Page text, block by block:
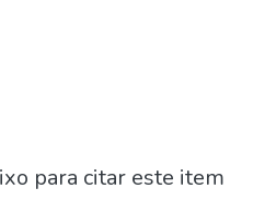
para citar este item